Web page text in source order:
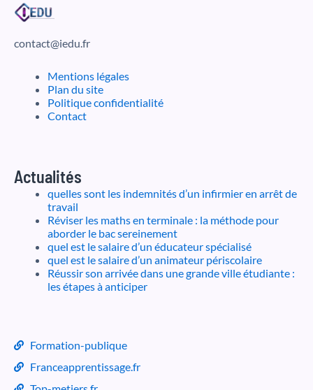
contact@iedu.fr
Mentions légales
Plan du site
Politique confidentialité
Contact
Actualités
quelles sont les indemnités d’un infirmier en arrêt de
travail
Réviser les maths en terminale : la méthode pour
aborder le bac sereinement
quel est le salaire d’un éducateur spécialisé
quel est le salaire d’un animateur périscolaire
Réussir son arrivée dans une grande ville étudiante :
les étapes à anticiper
Formation-publique
Franceapprentissage.fr